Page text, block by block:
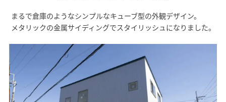
まるで倉庫のようなシンプルなキューブ型の外観デザイン。
メタリックの金属サイディングでスタイリッシュになりました。